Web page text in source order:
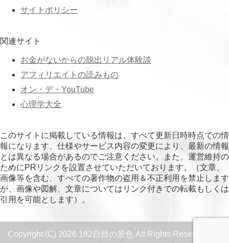
サイトポリシー
関連サイト
お金がないからの脱出リアル体験談
アフィリエイトの読みもの
オン・デ・YouTube
心理学大全
このサイトに掲載している情報は、すべて更新日時時点での情
報になります。仕様やサービス内容の変更により、最新の情報
とは異なる場合があるのでご注意ください。また、運営維持の
ためにPRリンクを設置させていただいております。（文章、
画像等を含む、すべての著作物の盗用＆不正利用を禁止します
が、画像や図解、文章についてはリンク付きでの転載もしくは
引用を可能とします）。
Copyright (C) 2026 182日目の景色 All Rights Reserved.